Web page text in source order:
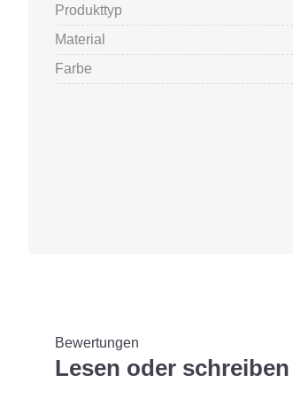
Produkttyp
Material
Farbe
Bewertungen
Lesen oder